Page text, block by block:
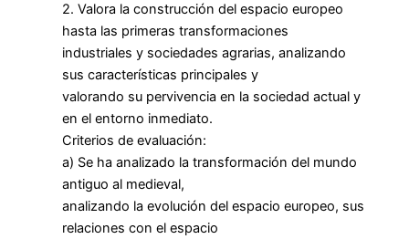
2. Valora la construcción del espacio europeo
hasta las primeras transformaciones
industriales y sociedades agrarias, analizando
sus características principales y
valorando su pervivencia en la sociedad actual y
en el entorno inmediato.
Criterios de evaluación:
a) Se ha analizado la transformación del mundo
antiguo al medieval,
analizando la evolución del espacio europeo, sus
relaciones con el espacio